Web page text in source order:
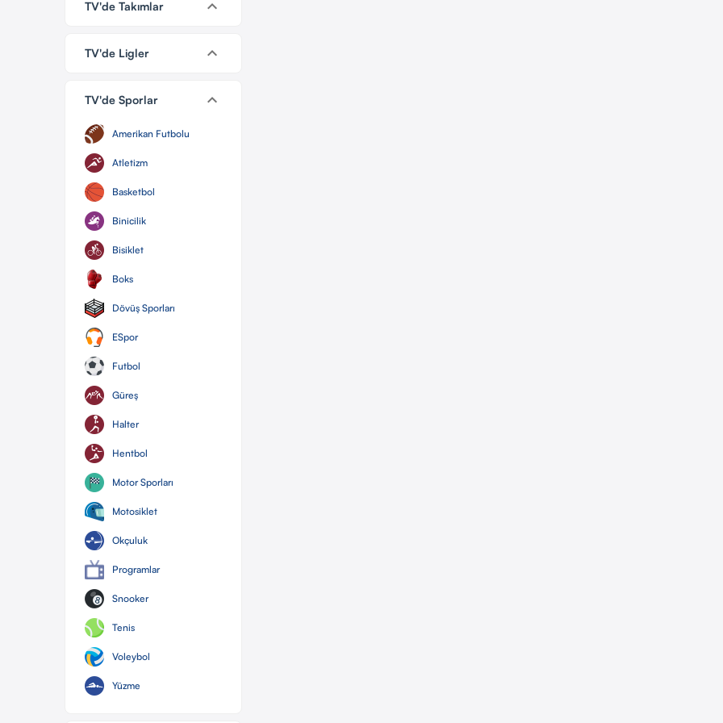
TV'de Takımlar keyboard_arrow_down
TV'de Ligler keyboard_arrow_down
TV'de Sporlar keyboard_arrow_down
Amerikan Futbolu
Atletizm
Basketbol
Binicilik
Bisiklet
Boks
Dövüş Sporları
ESpor
Futbol
Güreş
Halter
Hentbol
Motor Sporları
Motosiklet
Okçuluk
Programlar
Snooker
Tenis
Voleybol
Yüzme